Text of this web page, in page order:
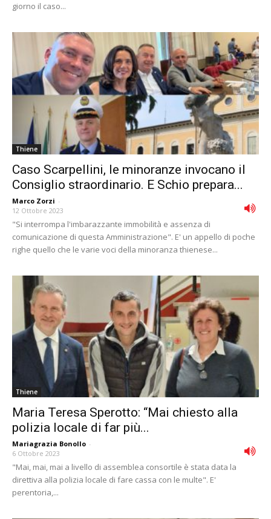
giorno il caso...
Thiene
Caso Scarpellini, le minoranze invocano il
Consiglio straordinario. E Schio prepara...
Marco Zorzi -
12 Ottobre 2023
"Si interrompa l'imbarazzante immobilità e assenza di
comunicazione di questa Amministrazione". E' un appello di poche
righe quello che le varie voci della minoranza thienese...
Thiene
Maria Teresa Sperotto: “Mai chiesto alla
polizia locale di far più...
Mariagrazia Bonollo -
6 Ottobre 2023
"Mai, mai, mai a livello di assemblea consortile è stata data la
direttiva alla polizia locale di fare cassa con le multe". E'
perentoria,...